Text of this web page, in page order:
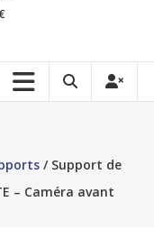
/ Support de
– Caméra avant